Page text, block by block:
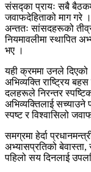
संसद्का प्रायः सबै
जवाफदेहिताको माग गरे
अन्ततः सांसदहरूको
नियमावलीमा स्थापित
भए ।
यही क्रममा उनले दिएको
अभिव्यक्ति राष्ट्रिय
दलहरूले निरन्तर
अभिव्यक्तिलाई सच्याउने
स्पष्ट र विश्वासिलो
समग्रमा हेर्दा
अभ्यासप्रतिको बेवास्ता,
पहिलो सय दिनलाई